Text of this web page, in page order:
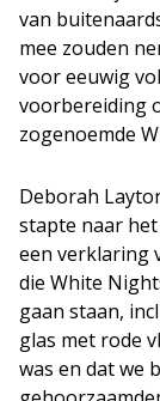
van
mee zouden
voor eeuwig
voorbereiding
zogenoemde
Deborah
stapte naar
een verklaring
die White
gaan staan,
glas met rode
was en dat we